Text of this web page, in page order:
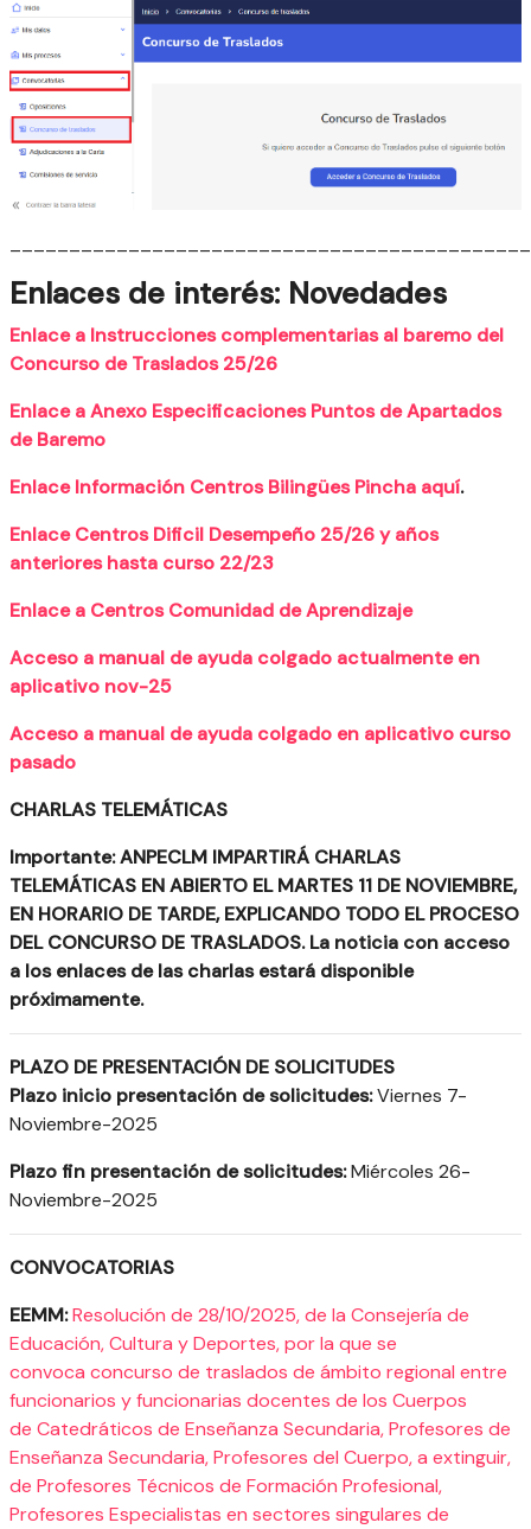
Enlaces de interés: Novedades
Enlace a Instrucciones complementarias al baremo del
Concurso de Traslados 25/26
Enlace a Anexo Especificaciones Puntos de Apartados
de Baremo
Enlace Información Centros Bilingües Pincha aquí.
Enlace Centros Dificil Desempeño 25/26 y años
anteriores hasta curso 22/23
Enlace a Centros Comunidad de Aprendizaje
Acceso a manual de ayuda colgado actualmente en
aplicativo nov-25
Acceso a manual de ayuda colgado en aplicativo curso
pasado
CHARLAS TELEMÁTICAS
Importante:ANPECLM IMPARTIRÁ CHARLAS
TELEMÁTICAS EN ABIERTO EL MARTES 11 DE NOVIEMBRE,
EN HORARIO DE TARDE, EXPLICANDO TODO EL PROCESO
DEL CONCURSO DE TRASLADOS. La noticia con acceso
a los enlaces de las charlas estará disponible
próximamente.
PLAZO DE PRESENTACIÓN DE SOLICITUDES
Plazo inicio presentación de solicitudes:Viernes 7-
Noviembre-2025
Plazo fin presentación de solicitudes:Miércoles 26-
Noviembre-2025
CONVOCATORIAS
EEMM:Resolución de 28/10/2025, de la Consejería de
Educación, Cultura y Deportes, por la que se
convoca concurso de traslados de ámbito regional entre
funcionarios y funcionarias docentes de los Cuerpos
de Catedráticos de Enseñanza Secundaria, Profesores de
Enseñanza Secundaria, Profesores del Cuerpo, a extinguir,
de Profesores Técnicos de Formación Profesional,
Profesores Especialistas en sectores singulares de